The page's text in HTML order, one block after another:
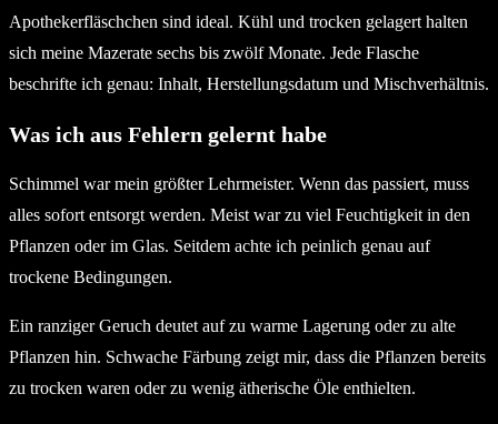
Apothekerfläschchen sind ideal. Kühl und trocken gelagert halten
sich meine Mazerate sechs bis zwölf Monate. Jede Flasche
beschrifte ich genau: Inhalt, Herstellungsdatum und Mischverhältnis.
Was ich aus Fehlern gelernt habe
Schimmel war mein größter Lehrmeister. Wenn das passiert, muss
alles sofort entsorgt werden. Meist war zu viel Feuchtigkeit in den
Pflanzen oder im Glas. Seitdem achte ich peinlich genau auf
trockene Bedingungen.
Ein ranziger Geruch deutet auf zu warme Lagerung oder zu alte
Pflanzen hin. Schwache Färbung zeigt mir, dass die Pflanzen bereits
zu trocken waren oder zu wenig ätherische Öle enthielten.